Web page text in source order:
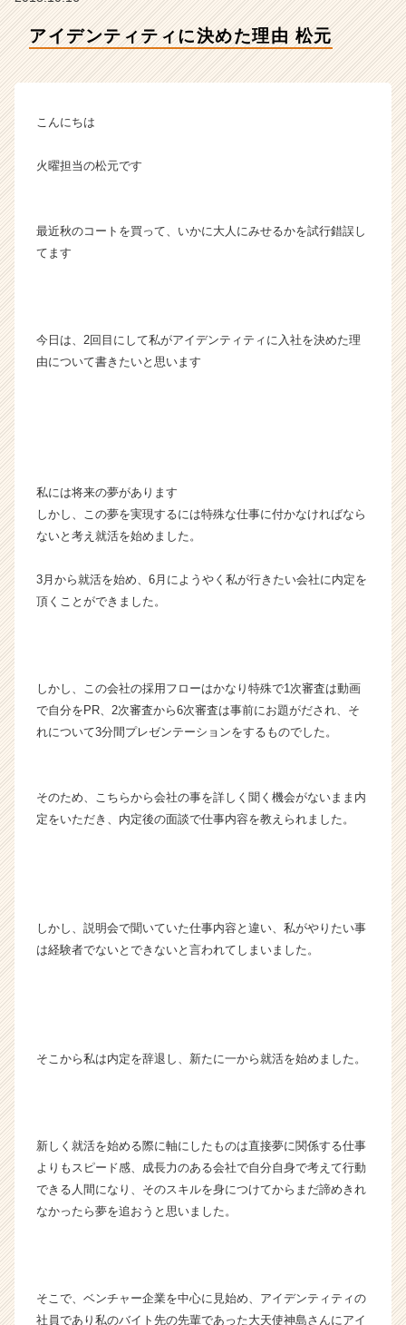
|
ベ
チ
ら
が
く
チ
キ
ャ
ア
（C
C
a
r
r）
アイデンティティに決めた理由 松元
こんにちは
火曜担当の松元です
最近秋のコートを買って、いかに大人にみせるかを試行錯誤し
てます
今日は、2回目にして私がアイデンティティに入社を決めた理
由について書きたいと思います
私には将来の夢があります
しかし、この夢を実現するには特殊な仕事に付かなければなら
ないと考え就活を始めました。
3月から就活を始め、6月にようやく私が行きたい会社に内定を
頂くことができました。
しかし、この会社の採用フローはかなり特殊で1次審査は動画
で自分をPR、2次審査から6次審査は事前にお題がだされ、そ
れについて3分間プレゼンテーションをするものでした。
そのため、こちらから会社の事を詳しく聞く機会がないまま内
定をいただき、内定後の面談で仕事内容を教えられました。
しかし、説明会で聞いていた仕事内容と違い、私がやりたい事
は経験者でないとできないと言われてしまいました。
そこから私は内定を辞退し、新たに一から就活を始めました。
新しく就活を始める際に軸にしたものは直接夢に関係する仕事
よりもスピード感、成長力のある会社で自分自身で考えて行動
できる人間になり、そのスキルを身につけてからまだ諦めきれ
なかったら夢を追おうと思いました。
そこで、ベンチャー企業を中心に見始め、アイデンティティの
社員であり私のバイト先の先輩であった大天使神島さんにアイ